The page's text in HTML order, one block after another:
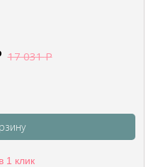
17 031Р
1 клик